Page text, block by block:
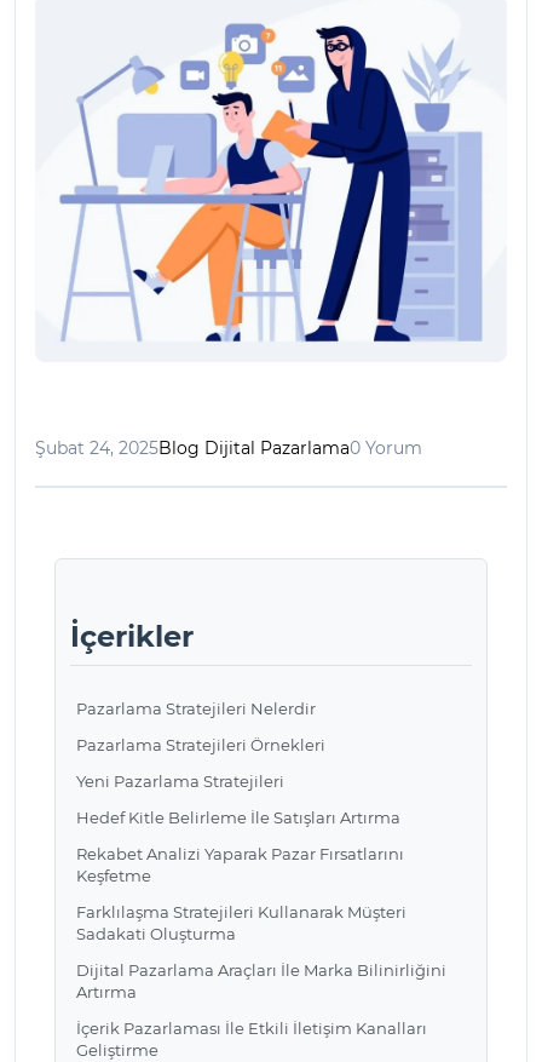
Şubat 24, 2025Blog Dijital Pazarlama0 Yorum
İçerikler
Pazarlama Stratejileri Nelerdir
Pazarlama Stratejileri Örnekleri
Yeni Pazarlama Stratejileri
Hedef Kitle Belirleme İle Satışları Artırma
Rekabet Analizi Yaparak Pazar Fırsatlarını
Keşfetme
Farklılaşma Stratejileri Kullanarak Müşteri
Sadakati Oluşturma
Dijital Pazarlama Araçları İle Marka Bilinirliğini
Artırma
İçerik Pazarlaması İle Etkili İletişim Kanalları
Geliştirme